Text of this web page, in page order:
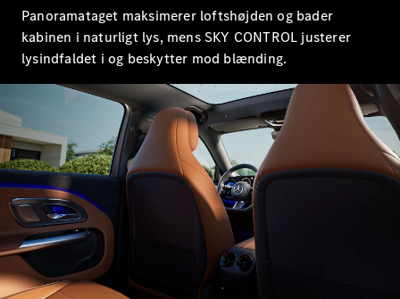
Alle
Stationcar
CLA
Shooting
Elektrisk
CLA
Shooting
Brake
C-Klasse
Stationcar
E-Klasse
Stationcar
E-Klasse
All-Terrain
Panoramataget maksimerer loftshøjden og bader
kabinen i naturligt lys, mens SKY CONTROL justerer
lysindfaldet i og beskytter mod blænding.